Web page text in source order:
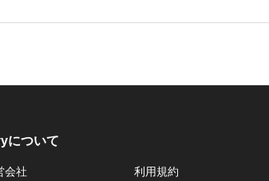
について
会社
利用規約